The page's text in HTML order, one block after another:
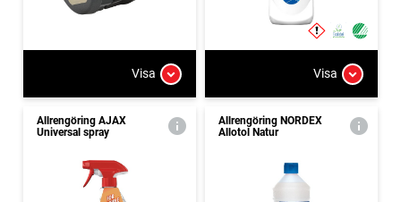
Visa Visa
Allrengöring AJAX
Universal spray
Allrengöring NORDEX
Allotol Natur